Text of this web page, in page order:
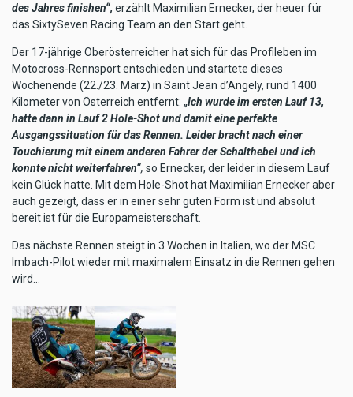
des Jahres finishen“, erzählt Maximilian Ernecker, der heuer für
das SixtySeven Racing Team an den Start geht.
Der 17-jährige Oberösterreicher hat sich für das Profileben im
Motocross-Rennsport entschieden und startete dieses
Wochenende (22./23. März) in Saint Jean d’Angely, rund 1400
Kilometer von Österreich entfernt: „Ich wurde im ersten Lauf 13,
hatte dann in Lauf 2 Hole-Shot und damit eine perfekte
Ausgangssituation für das Rennen. Leider bracht nach einer
Touchierung mit einem anderen Fahrer der Schalthebel und ich
konnte nicht weiterfahren“, so Ernecker, der leider in diesem Lauf
kein Glück hatte. Mit dem Hole-Shot hat Maximilian Ernecker aber
auch gezeigt, dass er in einer sehr guten Form ist und absolut
bereit ist für die Europameisterschaft.
Das nächste Rennen steigt in 3 Wochen in Italien, wo der MSC
Imbach-Pilot wieder mit maximalem Einsatz in die Rennen gehen
wird…